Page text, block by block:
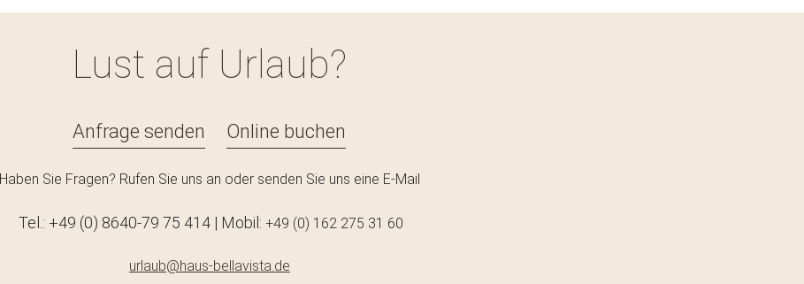
Lust auf Urlaub?
Anfrage senden Online buchen
Haben Sie Fragen? Rufen Sie uns an oder senden Sie uns eine E-Mail
Tel.: +49 (0) 8640-79 75 414 | Mobil:+49 (0) 162 275 31 60
urlaub@haus-bellavista.de